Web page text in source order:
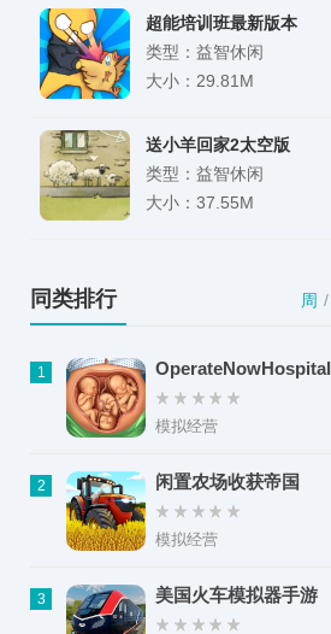
超能培训班最新版本
类型：益智休闲
大小：29.81M
送小羊回家2太空版
类型：益智休闲
大小：37.55M
海绵音乐免费版
类型：影音娱乐
周 /
同类排行
1 OperateNowHospital
模拟经营
2 闲置农场收获帝国
模拟经营
3 美国火车模拟器手游